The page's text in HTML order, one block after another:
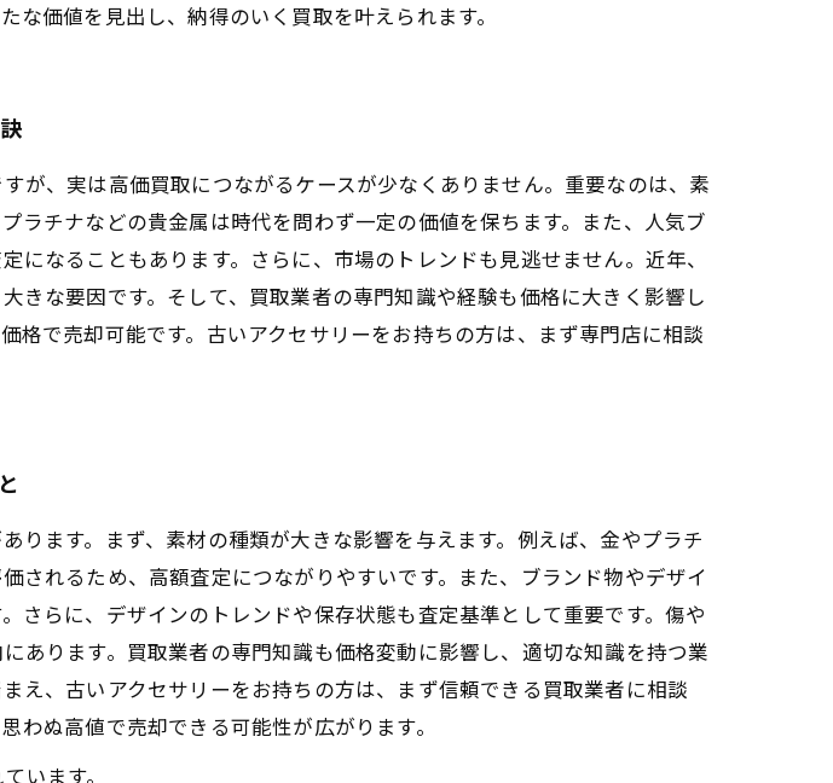
価値を見出し、納得のいく買取を叶えられます。
が、実は高価買取につながるケースが少なくありません。重要なのは、素
ラチナなどの貴金属は時代を問わず一定の価値を保ちます。また、人気ブ
なることもあります。さらに、市場のトレンドも見逃せません。近年、
きな要因です。そして、買取業者の専門知識や経験も価格に大きく影響し
格で売却可能です。古いアクセサリーをお持ちの方は、まず専門店に相談
ます。まず、素材の種類が大きな影響を与えます。例えば、金やプラチ
されるため、高額査定につながりやすいです。また、ブランド物やデザイ
さらに、デザインのトレンドや保存状態も査定基準として重要です。傷や
あります。買取業者の専門知識も価格変動に影響し、適切な知識を持つ業
え、古いアクセサリーをお持ちの方は、まず信頼できる買取業者に相談
わぬ高値で売却できる可能性が広がります。
います。